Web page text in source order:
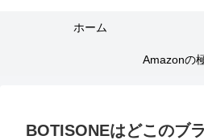
ホーム
Amazonの
BOTISONEはどこのブ